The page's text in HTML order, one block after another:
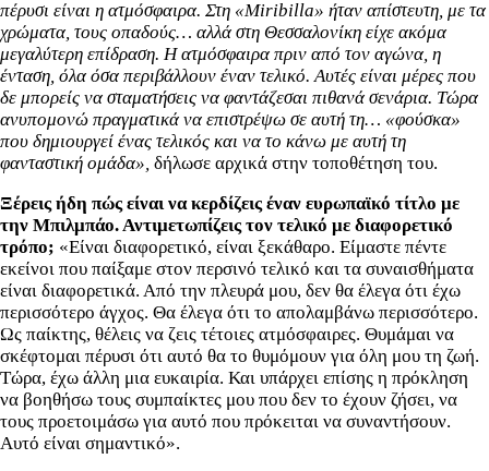
πέρυσι είναι η ατμόσφαιρα. Στη «Miribilla» ήταν απίστευτη, με τα
χρώματα, τους οπαδούς… αλλά στη Θεσσαλονίκη είχε ακόμα
μεγαλύτερη επίδραση. Η ατμόσφαιρα πριν από τον αγώνα, η
ένταση, όλα όσα περιβάλλουν έναν τελικό. Αυτές είναι μέρες που
δε μπορείς να σταματήσεις να φαντάζεσαι πιθανά σενάρια. Τώρα
ανυπομονώ πραγματικά να επιστρέψω σε αυτή τη… «φούσκα»
που δημιουργεί ένας τελικός και να το κάνω με αυτή τη
φανταστική ομάδα», δήλωσε αρχικά στην τοποθέτηση του.
Ξέρεις ήδη πώς είναι να κερδίζεις έναν ευρωπαϊκό τίτλο με
την Μπιλμπάο. Αντιμετωπίζεις τον τελικό με διαφορετικό
τρόπο; «Είναι διαφορετικό, είναι ξεκάθαρο. Είμαστε πέντε
εκείνοι που παίξαμε στον περσινό τελικό και τα συναισθήματα
είναι διαφορετικά. Από την πλευρά μου, δεν θα έλεγα ότι έχω
περισσότερο άγχος. Θα έλεγα ότι το απολαμβάνω περισσότερο.
Ως παίκτης, θέλεις να ζεις τέτοιες ατμόσφαιρες. Θυμάμαι να
σκέφτομαι πέρυσι ότι αυτό θα το θυμόμουν για όλη μου τη ζωή.
Τώρα, έχω άλλη μια ευκαιρία. Και υπάρχει επίσης η πρόκληση
να βοηθήσω τους συμπαίκτες μου που δεν το έχουν ζήσει, να
τους προετοιμάσω για αυτό που πρόκειται να συναντήσουν.
Αυτό είναι σημαντικό».